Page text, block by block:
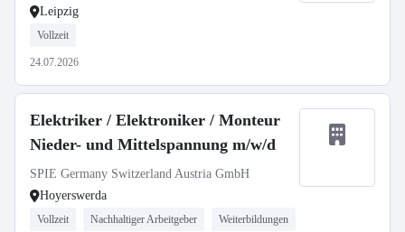
Leipzig
Vollzeit
24.07.2026
Elektriker / Elektroniker / Monteur
Nieder- und Mittelspannung m/w/d
SPIE Germany Switzerland Austria GmbH
Hoyerswerda
Vollzeit Nachhaltiger Arbeitgeber Weiterbildungen